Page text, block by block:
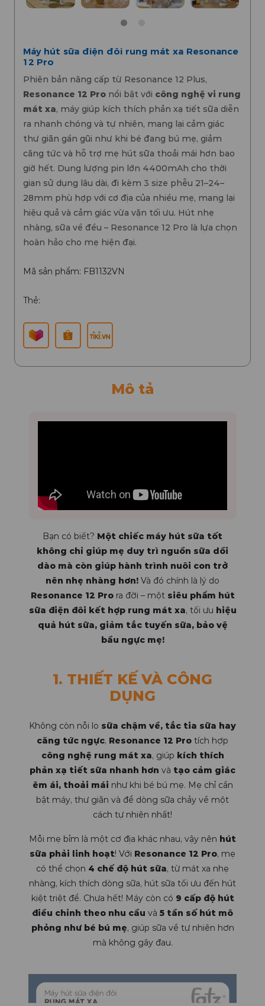
Máy hút sữa điện đôi rung mát xa Resonance
12 Pro
Phiên bản nâng cấp từ Resonance 12 Plus,
Resonance 12 Pro nổi bật với công nghệ vi rung
mát xa, máy giúp kích thích phản xạ tiết sữa diễn
ra nhanh chóng và tự nhiên, mang lại cảm giác
thư giãn gần gũi như khi bé đang bú mẹ, giảm
căng tức và hỗ trợ mẹ hút sữa thoải mái hơn bao
giờ hết. Dung lượng pin lớn 4400mAh cho thời
gian sử dụng lâu dài, đi kèm 3 size phễu 21–24–
28mm phù hợp với cơ địa của nhiều mẹ, mang lại
hiệu quả và cảm giác vừa vặn tối ưu. Hút nhẹ
nhàng, sữa về đều – Resonance 12 Pro là lựa chọn
hoàn hảo cho mẹ hiện đại.
Mã sản phẩm: FB1132VN
Thẻ:
Mô tả
Bạn có biết? Một chiếc máy hút sữa tốt
không chỉ giúp mẹ duy trì nguồn sữa dồi
dào mà còn giúp hành trình nuôi con trở
nên nhẹ nhàng hơn! Và đó chính là lý do
Resonance 12 Prora đời – một siêu phẩm hút
sữa điện đôi kết hợp rung mát xa, tối ưu hiệu
quả hút sữa, giảm tắc tuyến sữa, bảo vệ
bầu ngực mẹ!
1. THIẾT KẾ VÀ CÔNG
DỤNG
Không còn nỗi lo sữa chậm về, tắc tia sữa hay
căng tức ngực, Resonance 12 Pro tích hợp
công nghệ rung mát xa, giúp kích thích
phản xạ tiết sữa nhanh hơn và tạo cảm giác
êm ái, thoải mái như khi bé bú mẹ. Mẹ chỉ cần
bật máy, thư giãn và để dòng sữa chảy về một
cách tự nhiên nhất!
Mỗi mẹ bỉm là một cơ địa khác nhau, vậy nên hút
sữa phải linh hoạt! Với Resonance 12 Pro, mẹ
có thể chọn 4 chế độ hút sữa, từ mát xa nhẹ
nhàng, kích thích dòng sữa, hút sữa tối ưu đến hút
kiệt triệt để. Chưa hết! Máy còn có 9 cấp độ hút
điều chỉnh theo nhu cầu và 5 tần số hút mô
phỏng như bé bú mẹ, giúp sữa về tự nhiên hơn
mà không gây đau.